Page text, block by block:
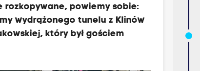
rozkopywane, powiemy sobie:
wydrążonego tunelu z Klinów
który był gościem